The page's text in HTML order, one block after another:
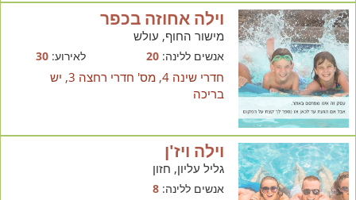
וילה אחוזה בכפר
מישור החוף, עולש
אנשים ללינה:20 לאירוע:30
חדרי שינה 4, מס' חדרי רחצה 3, יש
בריכה
וילה ויז'ן
גליל עליון, חזון
אנשים ללינה:8